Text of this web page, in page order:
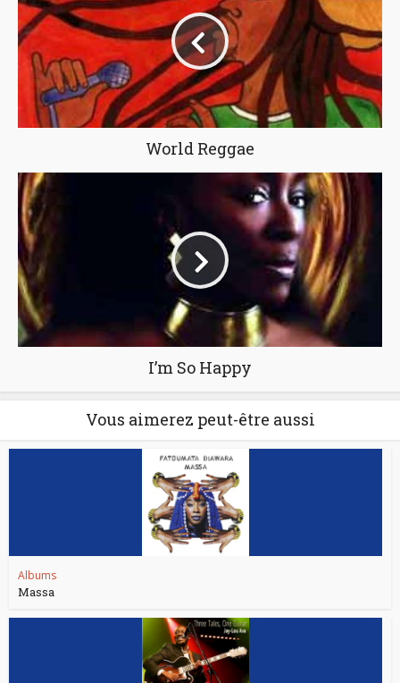
World Reggae
I’m So Happy
Vous aimerez peut-être aussi
Albums
Massa